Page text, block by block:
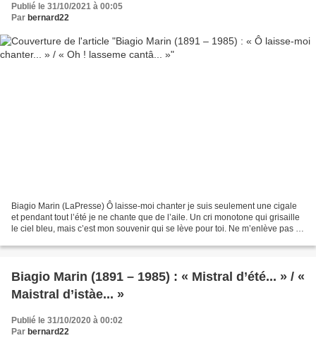
Publié le 31/10/2021 à 00:05
Par bernard22
Biagio Marin (LaPresse) Ô laisse-moi chanter je suis seulement une cigale
et pendant tout l’été je ne chante que de l’aile. Un cri monotone qui grisaille
le ciel bleu, mais c’est mon souvenir qui se lève pour toi. Ne m’enlève pas ce
Biagio Marin (1891 – 1985) : « Mistral d’été... » / «
Maistral d’istàe... »
Publié le 31/10/2020 à 00:02
Par bernard22